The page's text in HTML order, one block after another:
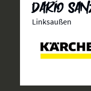
Darío
Linksaußen